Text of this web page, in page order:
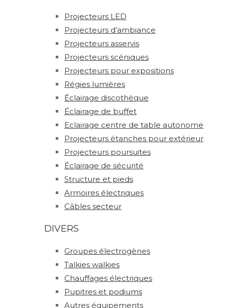
Projecteurs LED
Projecteurs d’ambiance
Projecteurs asservis
Projecteurs scéniques
Projecteurs pour expositions
Régies lumières
Éclairage discothèque
Éclairage de buffet
Eclairage centre de table autonome
Projecteurs étanches pour extérieur
Projecteurs poursuites
Éclairage de sécurité
Structure et pieds
Armoires électriques
Câbles secteur
DIVERS
Groupes électrogènes
Talkies walkies
Chauffages électriques
Pupitres et podiums
Autres équipements